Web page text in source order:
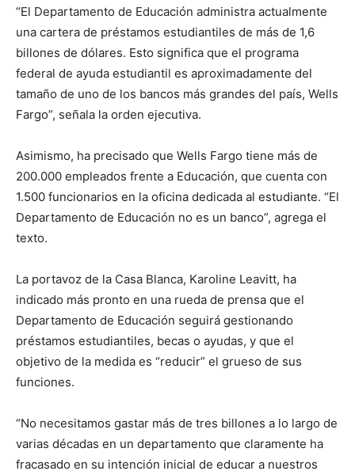
“El Departamento de Educación administra actualmente
una cartera de préstamos estudiantiles de más de 1,6
billones de dólares. Esto significa que el programa
federal de ayuda estudiantil es aproximadamente del
tamaño de uno de los bancos más grandes del país, Wells
Fargo”, señala la orden ejecutiva.
Asimismo, ha precisado que Wells Fargo tiene más de
200.000 empleados frente a Educación, que cuenta con
1.500 funcionarios en la oficina dedicada al estudiante. “El
Departamento de Educación no es un banco”, agrega el
texto.
La portavoz de la Casa Blanca, Karoline Leavitt, ha
indicado más pronto en una rueda de prensa que el
Departamento de Educación seguirá gestionando
préstamos estudiantiles, becas o ayudas, y que el
objetivo de la medida es “reducir” el grueso de sus
funciones.
“No necesitamos gastar más de tres billones a lo largo de
varias décadas en un departamento que claramente ha
fracasado en su intención inicial de educar a nuestros